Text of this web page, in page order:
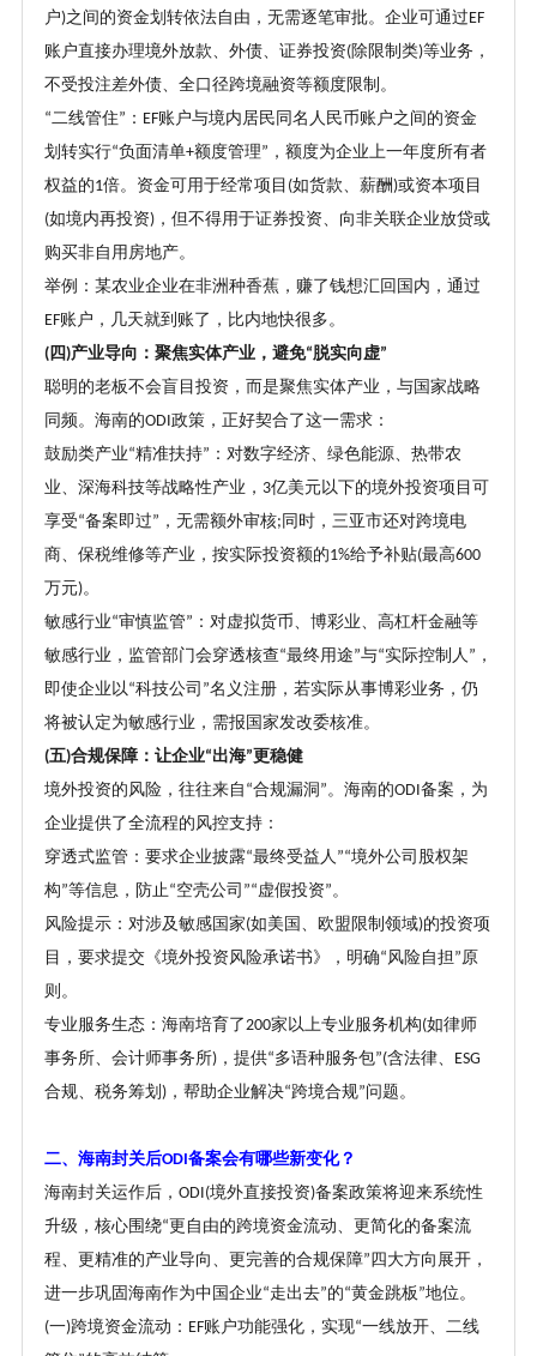
户)之间的资金划转依法自由，无需逐笔审批。企业可通过EF
账户直接办理境外放款、外债、证券投资(除限制类)等业务，
不受投注差外债、全口径跨境融资等额度限制。
“二线管住” ： EF账户与境内居民同名人民币账户之间的资金
划转实行“负面清单+额度管理” ，额度为企业上一年度所有者
权益的1倍。资金可用于经常项目 (如货款、薪酬 )或资本项目
(如境内再投资)，但不得用于证券投资、向非关联企业放贷或
购买非自用房地产。
举例：某农业企业在非洲种香蕉，赚了钱想汇回国内，通过
EF账户，几天就到账了，比内地快很多。
(四 )产业导向：聚焦实体产业，避免“脱实向虚”
聪明的老板不会盲目投资，而是聚焦实体产业，与国家战略
同频。海南的ODI政策，正好契合了这一需求：
鼓励类产业“精准扶持” ：对数字经济、绿色能源、热带农
业、深海科技等战略性产业， 3亿美元以下的境外投资项目可
享受“备案即过” ，无需额外审核; 同时，三亚市还对跨境电
商、保税维修等产业，按实际投资额的1%给予补贴(最高600
万元)。
敏感行业“审慎监管” ：对虚拟货币、博彩业、高杠杆金融等
敏感行业，监管部门会穿透核查“最终用途”与“实际控制人” ，
即使企业以“科技公司 ”名义注册，若实际从事博彩业务，仍
将被认定为敏感行业，需报国家发改委核准。
(五)合规保障：让企业“出海”更稳健
境外投资的风险，往往来自 “合规漏洞 ”。海南的ODI备案，为
企业提供了全流程的风控支持：
穿透式监管：要求企业披露“最终受益人”“境外公司股权架
构”等信息，防止“空壳公司 ”“虚假投资”。
风险提示：对涉及敏感国家(如美国、欧盟限制领域)的投资项
目，要求提交《境外投资风险承诺书》，明确“风险自担”原
则。
专业服务生态：海南培育了200家以上专业服务机构(如律师
事务所、会计师事务所)，提供“多语种服务包”(含法律、 ESG
合规、税务筹划 )，帮助企业解决“跨境合规”问题。
二、海南封关后ODI备案会有哪些新变化？
海南封关运作后， ODI(境外直接投资)备案政策将迎来系统性
升级，核心围绕“更自由的跨境资金流动、更简化的备案流
程、更精准的产业导向、更完善的合规保障” 四大方向展开，
进一步巩固海南作为中国企业“走出去”的“黄金跳板”地位。
(一)跨境资金流动： EF账户功能强化，实现“一线放开、二线